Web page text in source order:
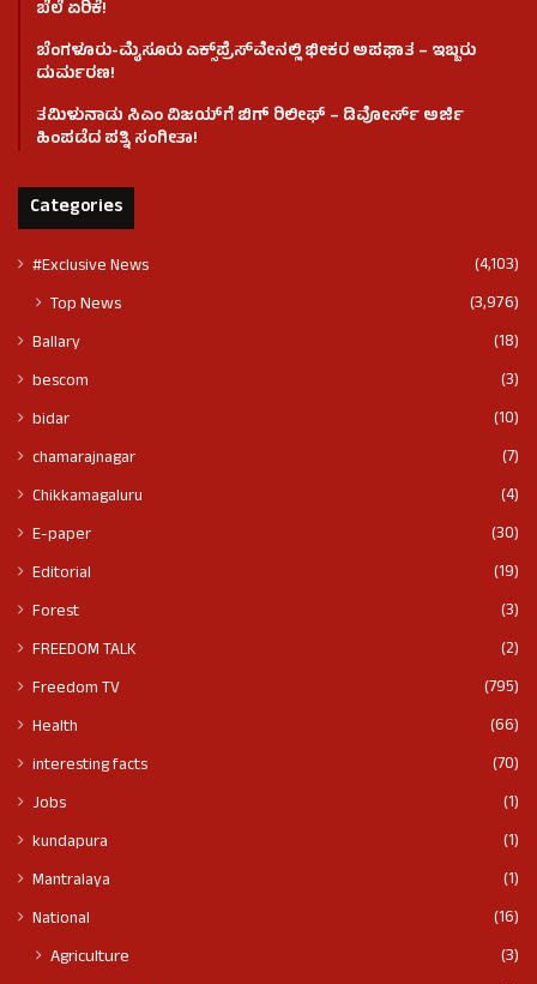
ಬೆಲೆ ಏರಿಕೆ!
ಬೆಂಗಳೂರು-ಮೈಸೂರು ಎಕ್ಸ್‌ಪ್ರೆಸ್‌ವೇನಲ್ಲಿ ಭೀಕರ ಅಪಘಾತ – ಇಬ್ಬರು
ದುರ್ಮರಣ!
ತಮಿಳುನಾಡು ಸಿಎಂ ವಿಜಯ್‌ಗೆ ಬಿಗ್ ರಿಲೀಫ್ – ಡಿವೋರ್ಸ್ ಅರ್ಜಿ
ಹಿಂಪಡೆದ ಪತ್ನಿ ಸಂಗೀತಾ!
Categories
#Exclusive News (4,103)
Top News (3,976)
Ballary
(18)
bescom
(3)
bidar
(10)
chamarajnagar
(7)
Chikkamagaluru
(4)
E-paper
(30)
Editorial
(19)
Forest
(3)
FREEDOM TALK
(2)
Freedom TV
(795)
Health
(66)
interesting facts
(70)
Jobs
(1)
kundapura
(1)
Mantralaya
(1)
National
(16)
Agriculture
(3)